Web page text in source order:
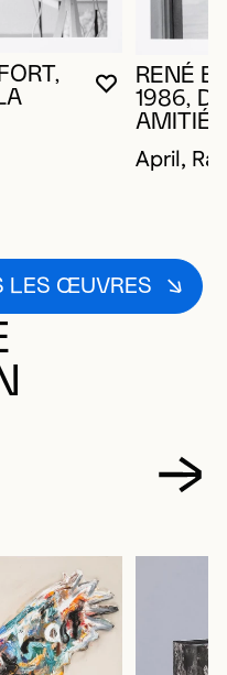
VOUS
FERMER
OUVRIR LA
RENÉ
1986,
April,
LES ŒUVRES